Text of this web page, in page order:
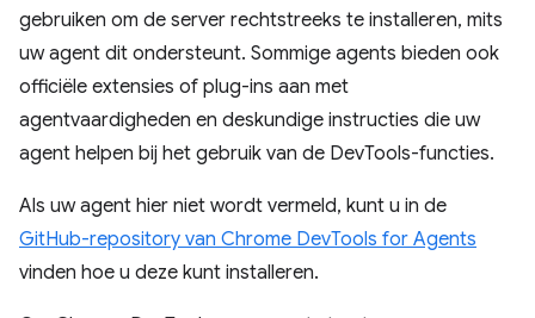
gebruiken om de server rechtstreeks te installeren, mits
uw agent dit ondersteunt. Sommige agents bieden ook
officiële extensies of plug-ins aan met
agentvaardigheden en deskundige instructies die uw
agent helpen bij het gebruik van de DevTools-functies.
Als uw agent hier niet wordt vermeld, kunt u in de
GitHub-repository van Chrome DevTools for Agents
vinden hoe u deze kunt installeren.